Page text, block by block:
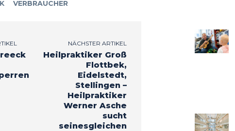
VERBRAUCHER
NÄCHSTER ARTIKEL
Heilpraktiker Groß
Flottbek,
Eidelstedt,
Stellingen –
Heilpraktiker
Werner Asche
sucht
seinesgleichen